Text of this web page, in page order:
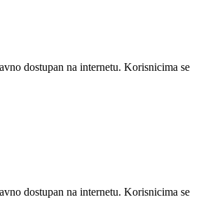
dostupan na internetu. Korisnicima se
dostupan na internetu. Korisnicima se